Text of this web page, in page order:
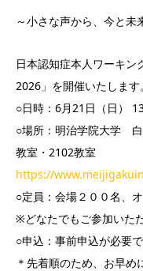
～小さな声から、今と未
日本認知症本人ワーキン
2026」を開催いたします
○日時：6月21日（日）
○場所：明治学院大学
教室・2102教室
https://
○定員：会場２００名、
※どなたでもご参加いた
○申込：事前申込が必要
＊先着順のため、お早め